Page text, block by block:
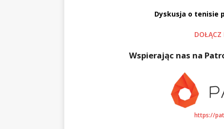
Dyskusja o tenisie
DOŁĄCZ
Wspierając nas na
https://